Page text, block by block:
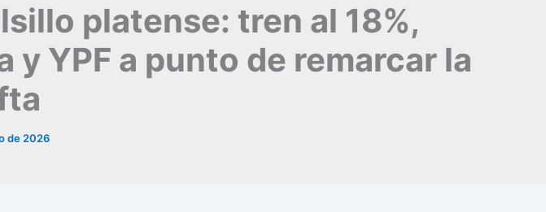
platense: tren al 18%,
YPF a punto de remarcar la
de 2026